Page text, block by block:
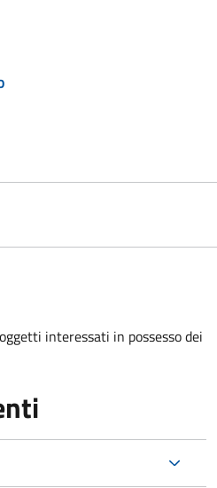
interessati in possesso dei